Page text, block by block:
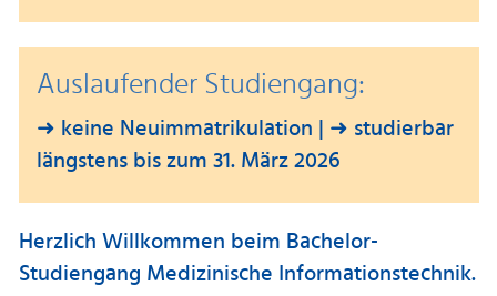
Auslaufender Studiengang:
➜ keine Neuimmatrikulation | ➜ studierbar
längstens bis zum 31. März 2026
Herzlich Willkommen beim Bachelor-
Studiengang Medizinische Informationstechnik.